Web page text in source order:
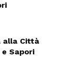
alla Città
Sapori